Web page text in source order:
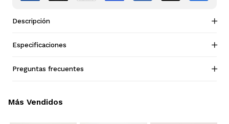
Descripción
Especificaciones
Preguntas frecuentes
Más Vendidos